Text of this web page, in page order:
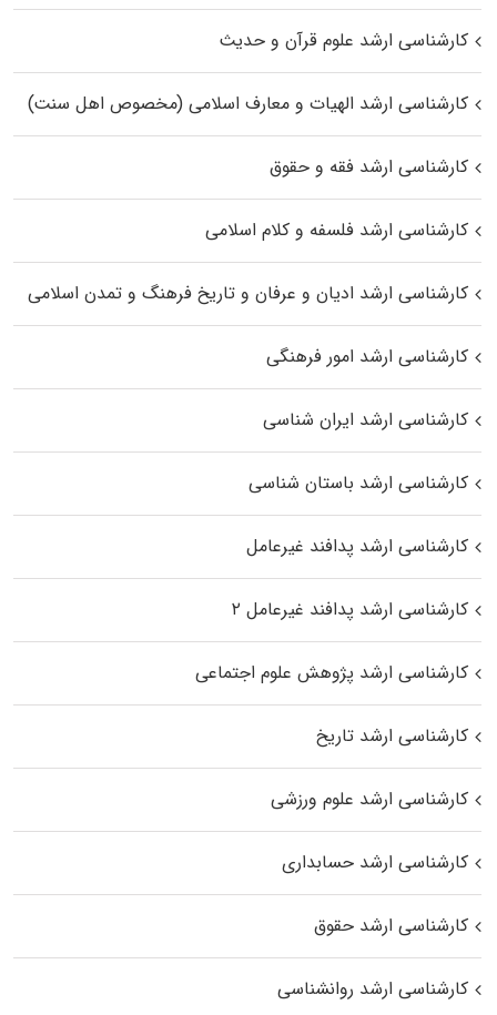
کارشناسی ارشد علوم قرآن و حدیث
کارشناسی ارشد الهیات و معارف اسلامی (مخصوص اهل سنت)
کارشناسی ارشد فقه و حقوق
کارشناسی ارشد فلسفه و کلام اسلامی
کارشناسی ارشد ادیان و عرفان و تاریخ فرهنگ و تمدن اسلامی
کارشناسی ارشد امور فرهنگی
کارشناسی ارشد ایران شناسی
کارشناسی ارشد باستان شناسی
کارشناسی ارشد پدافند غیرعامل
کارشناسی ارشد پدافند غیرعامل ۲
کارشناسی ارشد پژوهش علوم اجتماعی
کارشناسی ارشد تاریخ
کارشناسی ارشد علوم ورزشی
کارشناسی ارشد حسابداری
کارشناسی ارشد حقوق
کارشناسی ارشد روانشناسی